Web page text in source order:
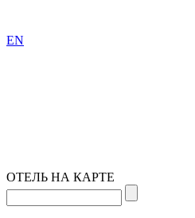
EN
ОТЕЛЬ НА КАРТЕ